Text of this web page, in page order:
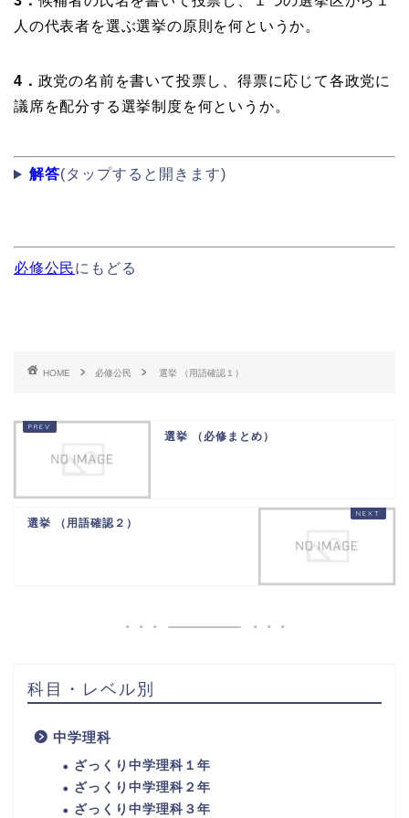
人の代表者を選ぶ選挙の原則を何というか。
4． 政党の名前を書いて投票し、得票に応じて各政党に
議席を配分する選挙制度を何というか。
解答(タップすると開きます)
必修公民にもどる
HOME 必修公民 選挙 （用語確認１）
選挙 （必修まとめ）
選挙 （用語確認２）
科目・レベル別
中学理科
ざっくり中学理科１年
ざっくり中学理科２年
ざっくり中学理科３年